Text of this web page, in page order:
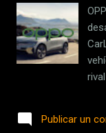
6
Publicar un